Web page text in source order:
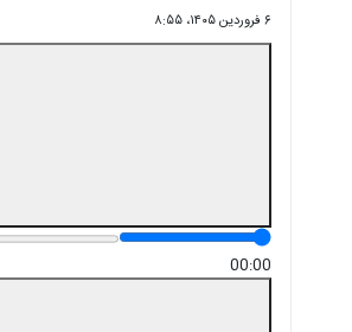
۶ فروردین ۱۴۰۵، ۸:۵۵